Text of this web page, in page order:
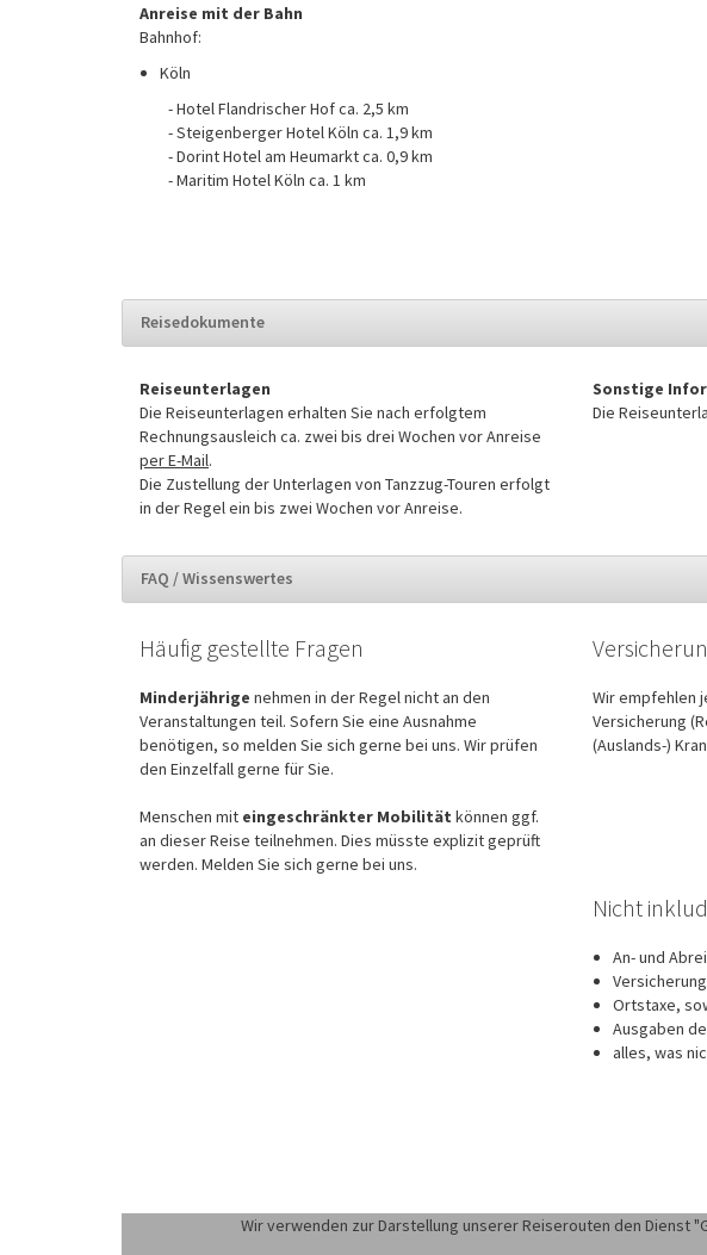
Anreise mit der Bahn
Bahnhof:
Köln
- Hotel Flandrischer Hof ca. 2,5 km
- Steigenberger Hotel Köln ca. 1,9 km
- Dorint Hotel am Heumarkt ca. 0,9 km
- Maritim Hotel Köln ca. 1 km
Reisedokumente
Reiseunterlagen
Die Reiseunterlagen erhalten Sie nach erfolgtem
Rechnungsausleich ca. zwei bis drei Wochen vor Anreise
per E-Mail.
Die Zustellung der Unterlagen von Tanzzug-Touren erfolgt
in der Regel ein bis zwei Wochen vor Anreise.
Sonstige
Die
FAQ / Wissenswertes
Häufig gestellte Fragen
Minderjährige nehmen in der Regel nicht an den
Veranstaltungen teil. Sofern Sie eine Ausnahme
benötigen, so melden Sie sich gerne bei uns. Wir prüfen
den Einzelfall gerne für Sie.
Menschen mit eingeschränkter Mobilität können ggf.
an dieser Reise teilnehmen. Dies müsste explizit geprüft
werden. Melden Sie sich gerne bei uns.
Wir empfehlen
Versicherung
(Auslands-)
Nicht
An- und
Ortstaxe,
Ausgaben
alles, was
Wir verwenden zur Darstellung unserer Reiserouten den Dienst